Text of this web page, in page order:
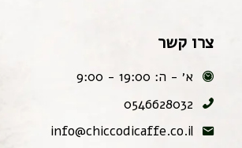
צרו קשר
א׳ - ה: 19:00 - 9:00
0546628032
info@chiccodicaffe.co.il